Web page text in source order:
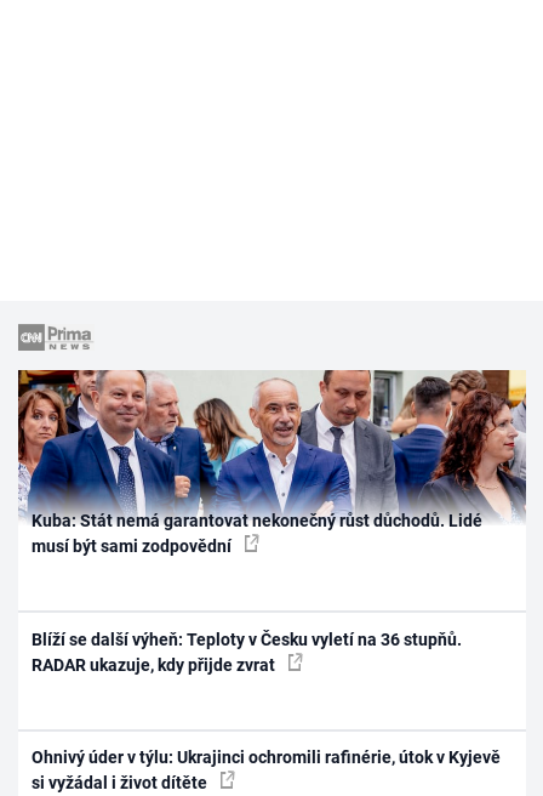
Kuba: Stát nemá garantovat nekonečný růst důchodů. Lidé
musí být sami zodpovědní
Blíží se další výheň: Teploty v Česku vyletí na 36 stupňů.
RADAR ukazuje, kdy přijde zvrat
Ohnivý úder v týlu: Ukrajinci ochromili rafinérie, útok v Kyjevě
si vyžádal i život dítěte